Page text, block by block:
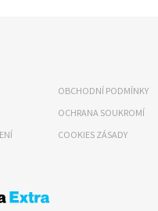
OBCHODNÍ PODMÍNKY
OCHRANA SOUKROMÍ
COOKIES ZÁSADY